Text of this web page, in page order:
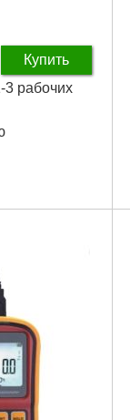
Купить
3 рабочих
с
мм